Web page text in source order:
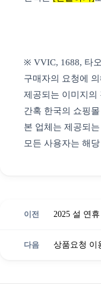
※ VVIC, 1688, 타
구매자의 요청에
제공되는 이미지의
간혹 한국의 쇼핑
본 업체는 제공되
모든 사용자는 해
이전 2025 설 연
다음 상품요청 이